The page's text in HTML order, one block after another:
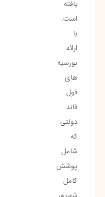
یافته
است.
با
ارائه
بورسیه‌
های
فول
فاند
دولتی
که
شامل
پوشش
کامل